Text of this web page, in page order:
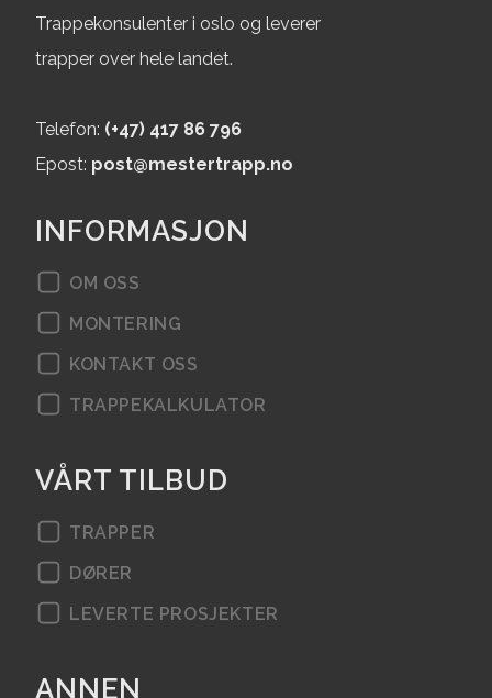
Trappekonsulenter i oslo og leverer
trapper over hele landet.
Telefon: (+47) 417 86 796
Epost: post@mestertrapp.no
INFORMASJON
OM OSS
MONTERING
KONTAKT OSS
TRAPPEKALKULATOR
VÅRT TILBUD
TRAPPER
DØRER
LEVERTE PROSJEKTER
ANNEN